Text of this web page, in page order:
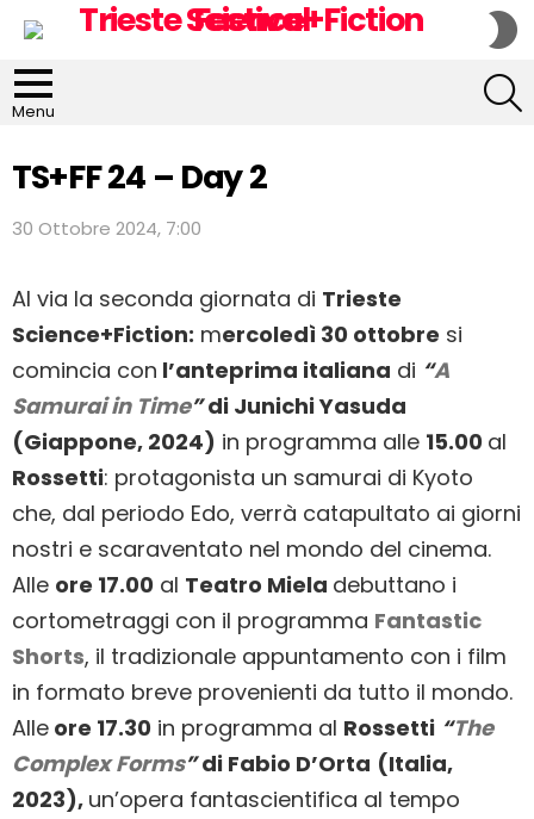
Menu
TS+FF 24 – Day 2
30 Ottobre 2024, 7:00
Al via la seconda giornata di Trieste
Science+Fiction: mercoledì 30 ottobre si
comincia con l’anteprima italiana di “A
Samurai in Time”di Junichi Yasuda
(Giappone, 2024) in programma alle 15.00 al
Rossetti: protagonista un samurai di Kyoto
che, dal periodo Edo, verrà catapultato ai giorni
nostri e scaraventato nel mondo del cinema.
Alle ore 17.00 al Teatro Miela debuttano i
cortometraggi con il programma Fantastic
Shorts, il tradizionale appuntamento con i film
in formato breve provenienti da tutto il mondo.
Alle ore 17.30 in programma al Rossetti “The
Complex Forms”di Fabio D’Orta (Italia,
2023), un’opera fantascientifica al tempo